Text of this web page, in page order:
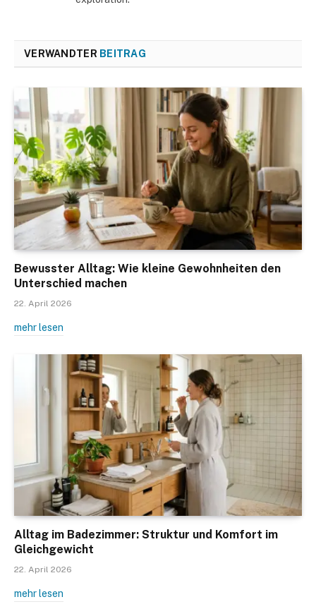
VERWANDTER BEITRAG
Bewusster Alltag: Wie kleine Gewohnheiten den
Unterschied machen
22. April 2026
mehr lesen
Alltag im Badezimmer: Struktur und Komfort im
Gleichgewicht
22. April 2026
mehr lesen